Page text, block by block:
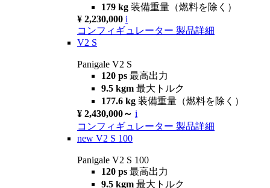
179 kg 装備重量（燃料を除く）
¥ 2,230,000 i
コンフィギュレーター 製品詳細
V2 S
Panigale V2 S
120 ps 最高出力
9.5 kgm 最大トルク
177.6 kg 装備重量（燃料を除く）
¥ 2,430,000～ i
コンフィギュレーター 製品詳細
new V2 S 100
Panigale V2 S 100
120 ps 最高出力
9.5 kgm 最大トルク